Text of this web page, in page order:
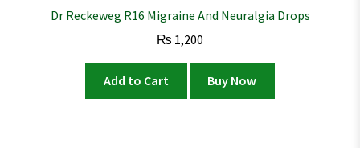
Dr Reckeweg R16 Migraine And Neuralgia Drops
₨ 1,200
Add to Cart Buy Now